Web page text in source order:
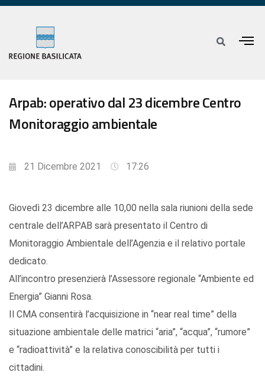
Arpab: operativo dal 23 dicembre Centro
Monitoraggio ambientale
21 Dicembre 2021 17:26
Giovedì 23 dicembre alle 10,00 nella sala riunioni della sede
centrale dell’ARPAB sarà presentato il Centro di
Monitoraggio Ambientale dell’Agenzia e il relativo portale
dedicato.
All’incontro presenzierà l’Assessore regionale “Ambiente ed
Energia” Gianni Rosa.
Il CMA consentirà l’acquisizione in “near real time” della
situazione ambientale delle matrici “aria”, “acqua”, “rumore”
e “radioattività” e la relativa conoscibilità per tutti i
cittadini.